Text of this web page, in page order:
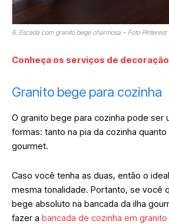
6. Escada com granito bege charmosa – Foto Pinterest
Conheça os serviços de
Granito bege para cozinha
O granito bege para cozinha pode ser
formas: tanto na pia da cozinha quanto
gourmet.
Caso você tenha as duas, então o
mesma tonalidade. Portanto, se você
bege absoluto na bancada da ilha
fazer a bancada de cozinha em granito